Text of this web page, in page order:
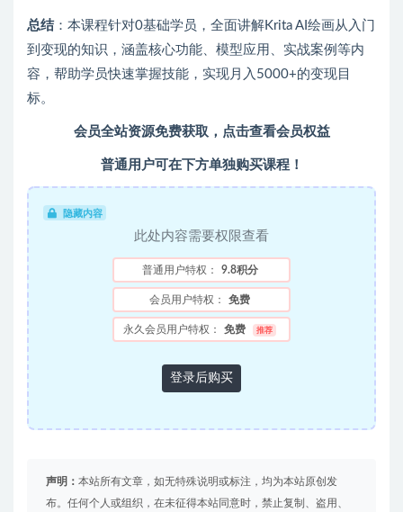
总结：本课程针对0基础学员，全面讲解Krita AI绘画从入门
到变现的知识，涵盖核心功能、模型应用、实战案例等内
容，帮助学员快速掌握技能，实现月入5000+的变现目
标。
会员全站资源免费获取，点击查看会员权益
普通用户可在下方单独购买课程！
隐藏内容
此处内容需要权限查看
普通用户特权： 9.8积分
会员用户特权： 免费
永久会员用户特权： 免费 推荐
登录后购买
声明： 本站所有文章，如无特殊说明或标注，均为本站原创发
布。任何个人或组织，在未征得本站同意时，禁止复制、盗用、